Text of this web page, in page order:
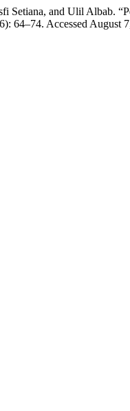
Setiana, and Ulil Albab.
64–74. Accessed